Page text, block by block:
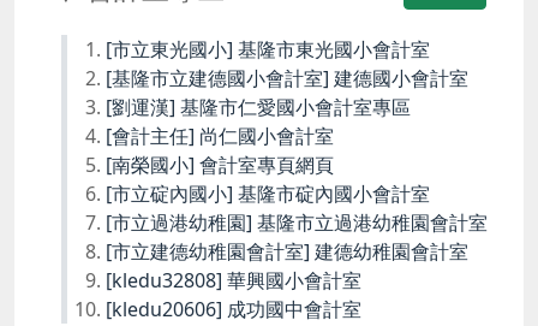
[市立東光國小] 基隆市東光國小會計室
[基隆市立建德國小會計室] 建德國小會計室
[劉運漢] 基隆市仁愛國小會計室專區
[會計主任] 尚仁國小會計室
[南榮國小] 會計室專頁網頁
[市立碇內國小] 基隆市碇內國小會計室
[市立過港幼稚園] 基隆市立過港幼稚園會計室
[市立建德幼稚園會計室] 建德幼稚園會計室
[kledu32808] 華興國小會計室
[kledu20606] 成功國中會計室